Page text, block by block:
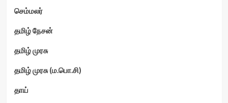
செம்மலர்
தமிழ் நேசன்
தமிழ் முரசு
தமிழ் முரசு (ம.பொ.சி)
தாய்